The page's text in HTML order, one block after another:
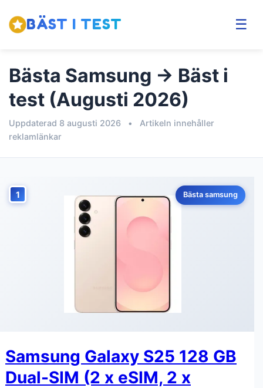
BÄST I TEST ☰
Bästa Samsung → Bäst i
test (Augusti 2026)
Uppdaterad 8 augusti 2026 •
Artikeln innehåller
reklamlänkar
1 Bästa samsung
Samsung Galaxy S25 128 GB
Dual-SIM (2 x eSIM, 2 x